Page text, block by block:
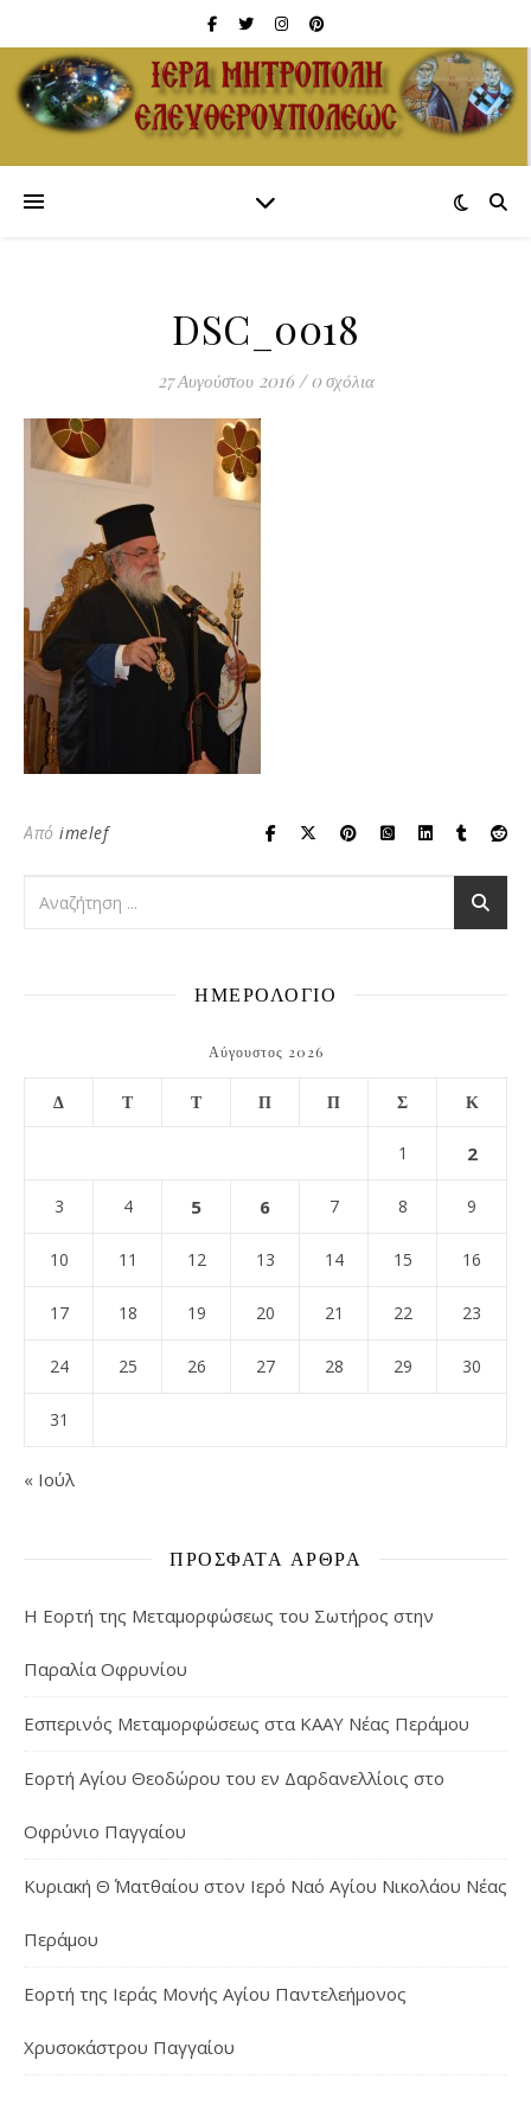
DSC_0018
27 Αυγούστου 2016 / 0 σχόλια
Από imelef
ΗΜΕΡΟΛΟΓΙΟ
Αύγουστος 2026
Δ Τ Τ Π Π Σ Κ
1 2
3 4 5 6 7 8 9
10 11 12 13 14 15 16
17 18 19 20 21 22 23
24 25 26 27 28 29 30
31
« Ιούλ
ΠΡΌΣΦΑΤΑ ΆΡΘΡΑ
Η Εορτή της Μεταμορφώσεως του Σωτήρος στην
Παραλία Οφρυνίου
Εσπερινός Μεταμορφώσεως στα ΚΑΑΥ Νέας Περάμου
Εορτή Αγίου Θεοδώρου του εν Δαρδανελλίοις στο
Οφρύνιο Παγγαίου
Κυριακή Θ΄ Ματθαίου στον Ιερό Ναό Αγίου Νικολάου Νέας
Περάμου
Εορτή της Ιεράς Μονής Αγίου Παντελεήμονος
Χρυσοκάστρου Παγγαίου